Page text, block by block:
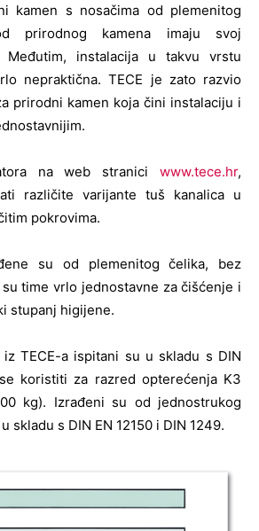
kamen s nosačima od plemenitog
prirodnog kamena imaju svoj
Međutim, instalacija u takvu vrstu
nepraktična. TECE je zato razvio
prirodni kamen koja čini instalaciju i
na web stranici www.tece.hr,
različite varijante tuš kanalica u
pokrovima.
su od plemenitog čelika, bez
time vrlo jednostavne za čišćenje i
stupanj higijene.
TECE-a ispitani su u skladu s DIN
koristiti za razred opterećenja K3
kg). Izrađeni su od jednostrukog
skladu s DIN EN 12150 i DIN 1249.